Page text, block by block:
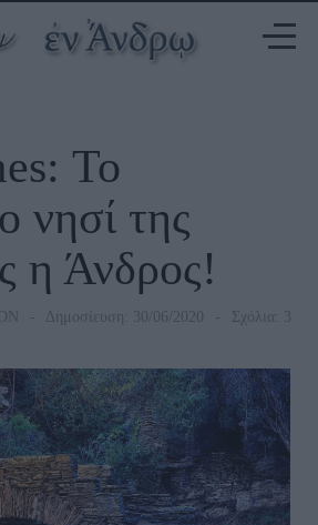
Το
νησί της
η Άνδρος!
Δημοσίευση: 30/06/2020 Σχόλια: 3